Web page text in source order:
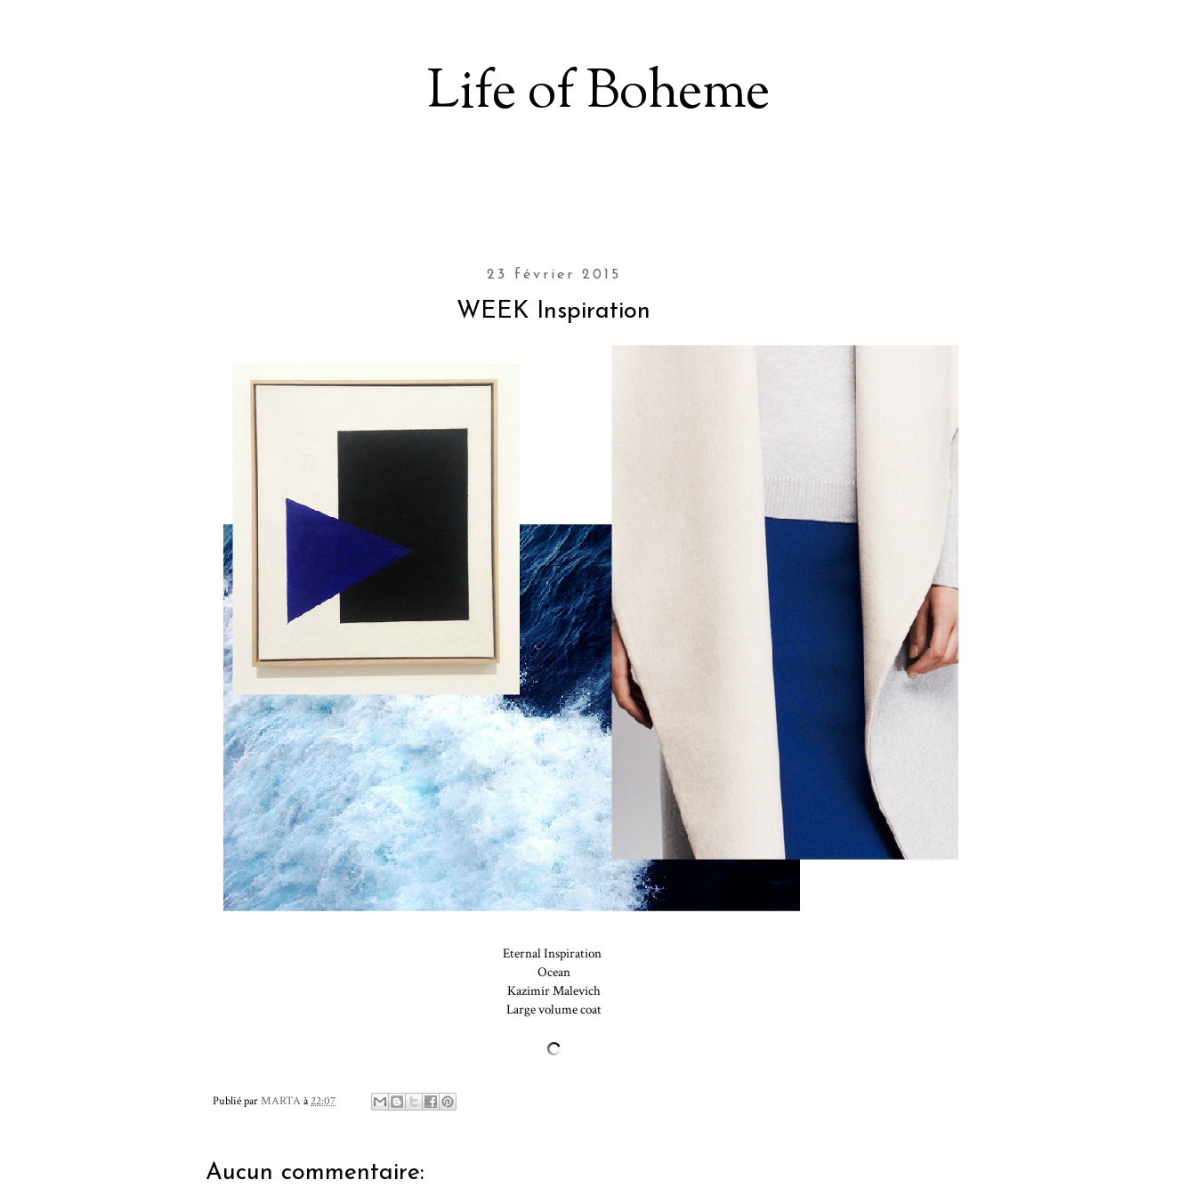
Life of Boheme
23 février 2015
WEEK Inspiration
Eternal Inspiration
Ocean
Kazimir Malevich
Large volume coat
Publié parMARTAà22:07
Aucun commentaire: